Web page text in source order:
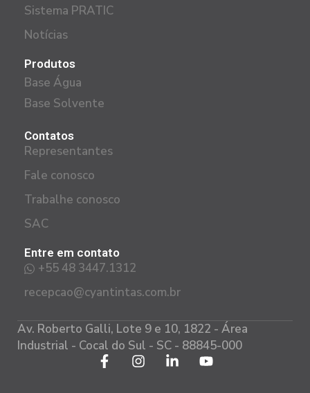
Sistema PRATIC
Notícias
Produtos
Base Água
Base Solvente
Contatos
Representantes
Fale conosco
Trabalhe conosco
SAC
Entre em contato
+55 48 3447.1312
recepcao@cyantintas.com.br
Av. Roberto Galli, Lote 9 e 10, 1822 - Área
Industrial - Cocal do Sul - SC - 88845-000